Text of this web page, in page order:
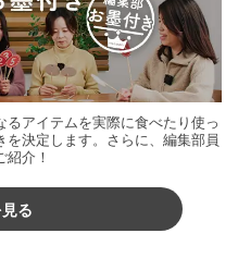
アイテムを実際に食べたり使っ
決定します。さらに、編集部員
介！
る